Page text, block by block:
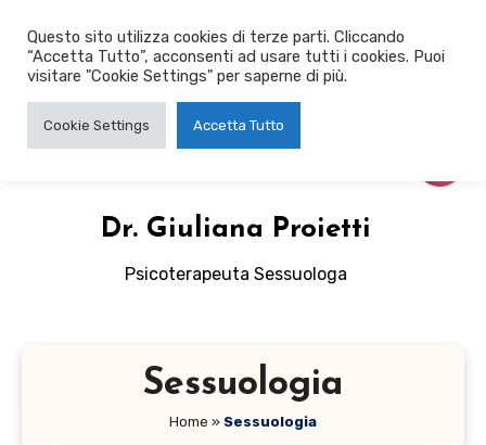
contenuto
Dr. Giuliana Proietti
Psicoterapeuta Sessuologa
Sessuologia
Home » Sessuologia
Questo sito utilizza cookies di terze parti. Cliccando
“Accetta Tutto”, acconsenti ad usare tutti i cookies. Puoi
visitare "Cookie Settings" per saperne di più.
Cookie Settings Accetta Tutto